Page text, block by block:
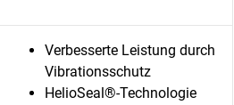
Verbesserte Leistung durch
Vibrationsschutz
HelioSeal®-Technologie